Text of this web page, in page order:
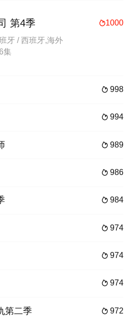
1000
第4季
牙 / 西班牙,海外
集
 998
 994
 989
 986
 984
 974
 974
 974
 972
第二季